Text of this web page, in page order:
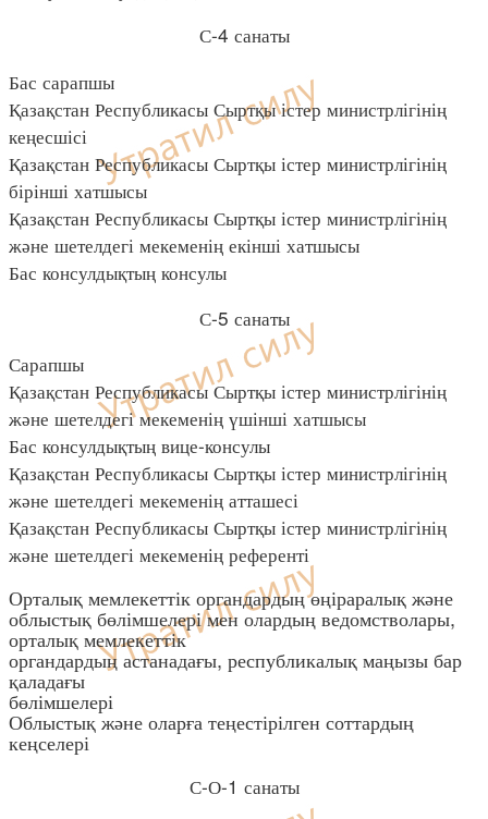
С-4 санаты
Бас сарапшы
Қазақстан Республикасы Сыртқы істер министрлігінің
кеңесшісі
Қазақстан Республикасы Сыртқы істер министрлігінің
бірінші хатшысы
Қазақстан Республикасы Сыртқы істер министрлігінің
және шетелдегі мекеменің екінші хатшысы
Бас консулдықтың консулы
С-5 санаты
Сарапшы
Қазақстан Республикасы Сыртқы істер министрлігінің
және шетелдегі мекеменің үшінші хатшысы
Бас консулдықтың вице-консулы
Қазақстан Республикасы Сыртқы істер министрлігінің
және шетелдегі мекеменің атташесі
Қазақстан Республикасы Сыртқы істер министрлігінің
және шетелдегі мекеменің референті
Орталық мемлекеттік органдардың өңіраралық және
облыстық бөлімшелері мен олардың ведомстволары,
орталық мемлекеттік
органдардың астанадағы, республикалық маңызы бар
қаладағы
бөлімшелері
Облыстық және оларға теңестірілген соттардың
кеңселері
С-О-1 санаты